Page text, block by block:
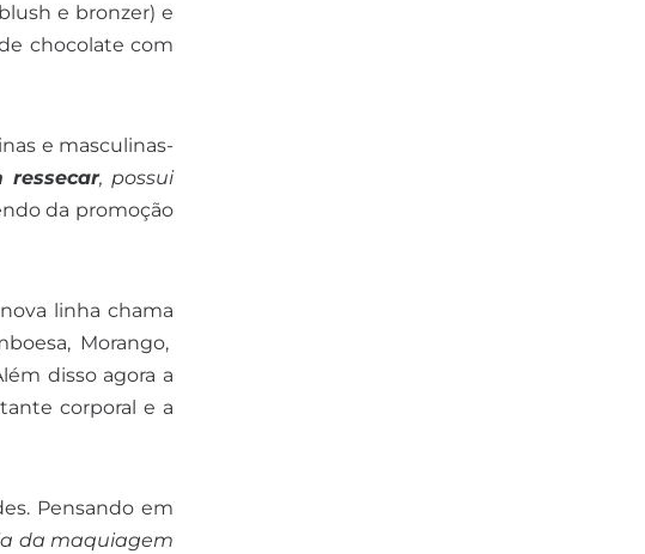
e bronzer) e
chocolate com
e masculinas-
ressecar, possui
da promoção
linha chama
Morango,
disso agora a
corporal e a
Pensando em
da maquiagem